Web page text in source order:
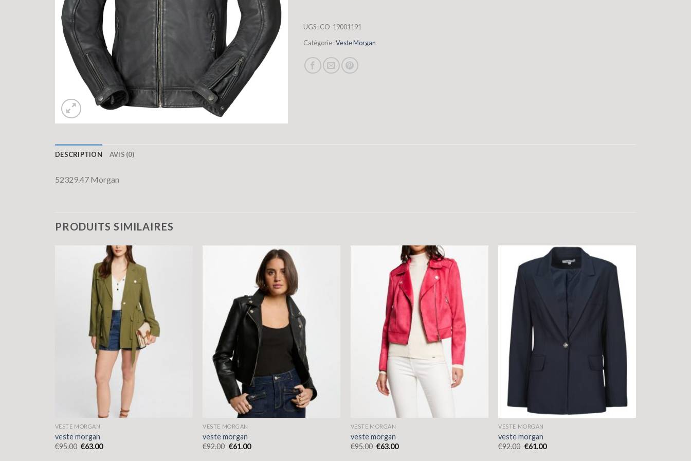
UGS :CO-19001191
Catégorie :Veste Morgan
DESCRIPTION AVIS (0)
52329.47 Morgan
PRODUITS SIMILAIRES
VESTE MORGAN
veste morgan
€95.00 €63.00
VESTE MORGAN
veste morgan
€92.00 €61.00
VESTE MORGAN
veste morgan
€95.00 €63.00
VESTE MORGAN
veste morgan
€92.00 €61.00